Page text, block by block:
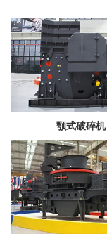
颚式破碎机